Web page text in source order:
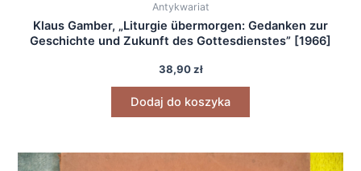
Antykwariat
Klaus Gamber, „Liturgie übermorgen: Gedanken zur
Geschichte und Zukunft des Gottesdienstes” [1966]
38,90zł
Dodaj do koszyka